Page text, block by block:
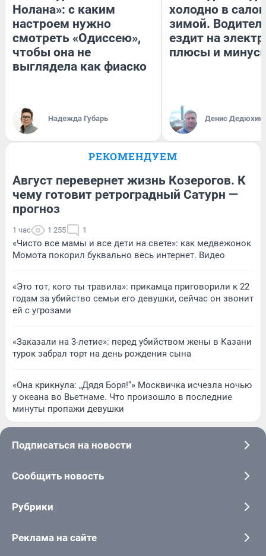
Нолана»: с каким
настроем нужно
смотреть «Одиссею»,
чтобы она не
выглядела как фиаско
Надежда Губарь
холодно в
зимой.
ездит на
плюсы и
Денис Дедюхин
РЕКОМЕНДУЕМ
Август перевернет жизнь Козерогов. К
чему готовит ретроградный Сатурн —
прогноз
1 час 1 255 1
«Чисто все мамы и все дети на свете»: как медвежонок
Момота покорил буквально весь интернет. Видео
«Это тот, кого ты травила»: прикамца приговорили к 22
годам за убийство семьи его девушки, сейчас он звонит
ей с угрозами
«Заказали на 3-летие»: перед убийством жены в Казани
турок забрал торт на день рождения сына
«Она крикнула: „Дядя Боря!“» Москвичка исчезла ночью
у океана во Вьетнаме. Что произошло в последние
минуты пропажи девушки
Подписаться на новости
Сообщить новость
Рубрики
Реклама на сайте